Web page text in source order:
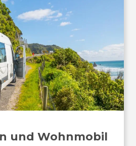
und Wohnmobil